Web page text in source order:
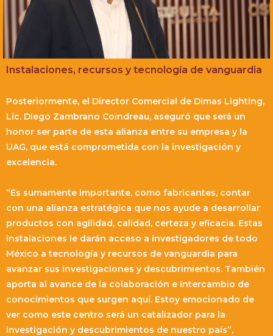
Instalaciones, recursos y tecnología de vanguardia
Posteriormente, el Director Comercial de Dimas Lighting,
Lic. Diego Zambrano Coindreau, aseguró que será un
honor ser parte de esta alianza entre su empresa y la
UAG, que está comprometida con la investigación y
excelencia.
“Es sumamente importante, como fabricantes, contar
con una alianza estratégica que nos ayude a desarrollar
productos con agilidad, calidad, certeza y eficacia. Estas
instalaciones le darán acceso a investigadores de todo
México a tecnología y recursos de vanguardia para
avanzar sus investigaciones y descubrimientos. También
aporta al avance de la colaboración e intercambio de
conocimientos que surgen aquí. Estoy emocionado de
ver como este centro será un catalizador para la
investigación y descubrimientos de nuestro país”,